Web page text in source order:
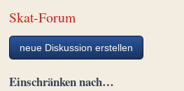
Skat-Forum
neue Diskussion erstellen
Einschränken nach…